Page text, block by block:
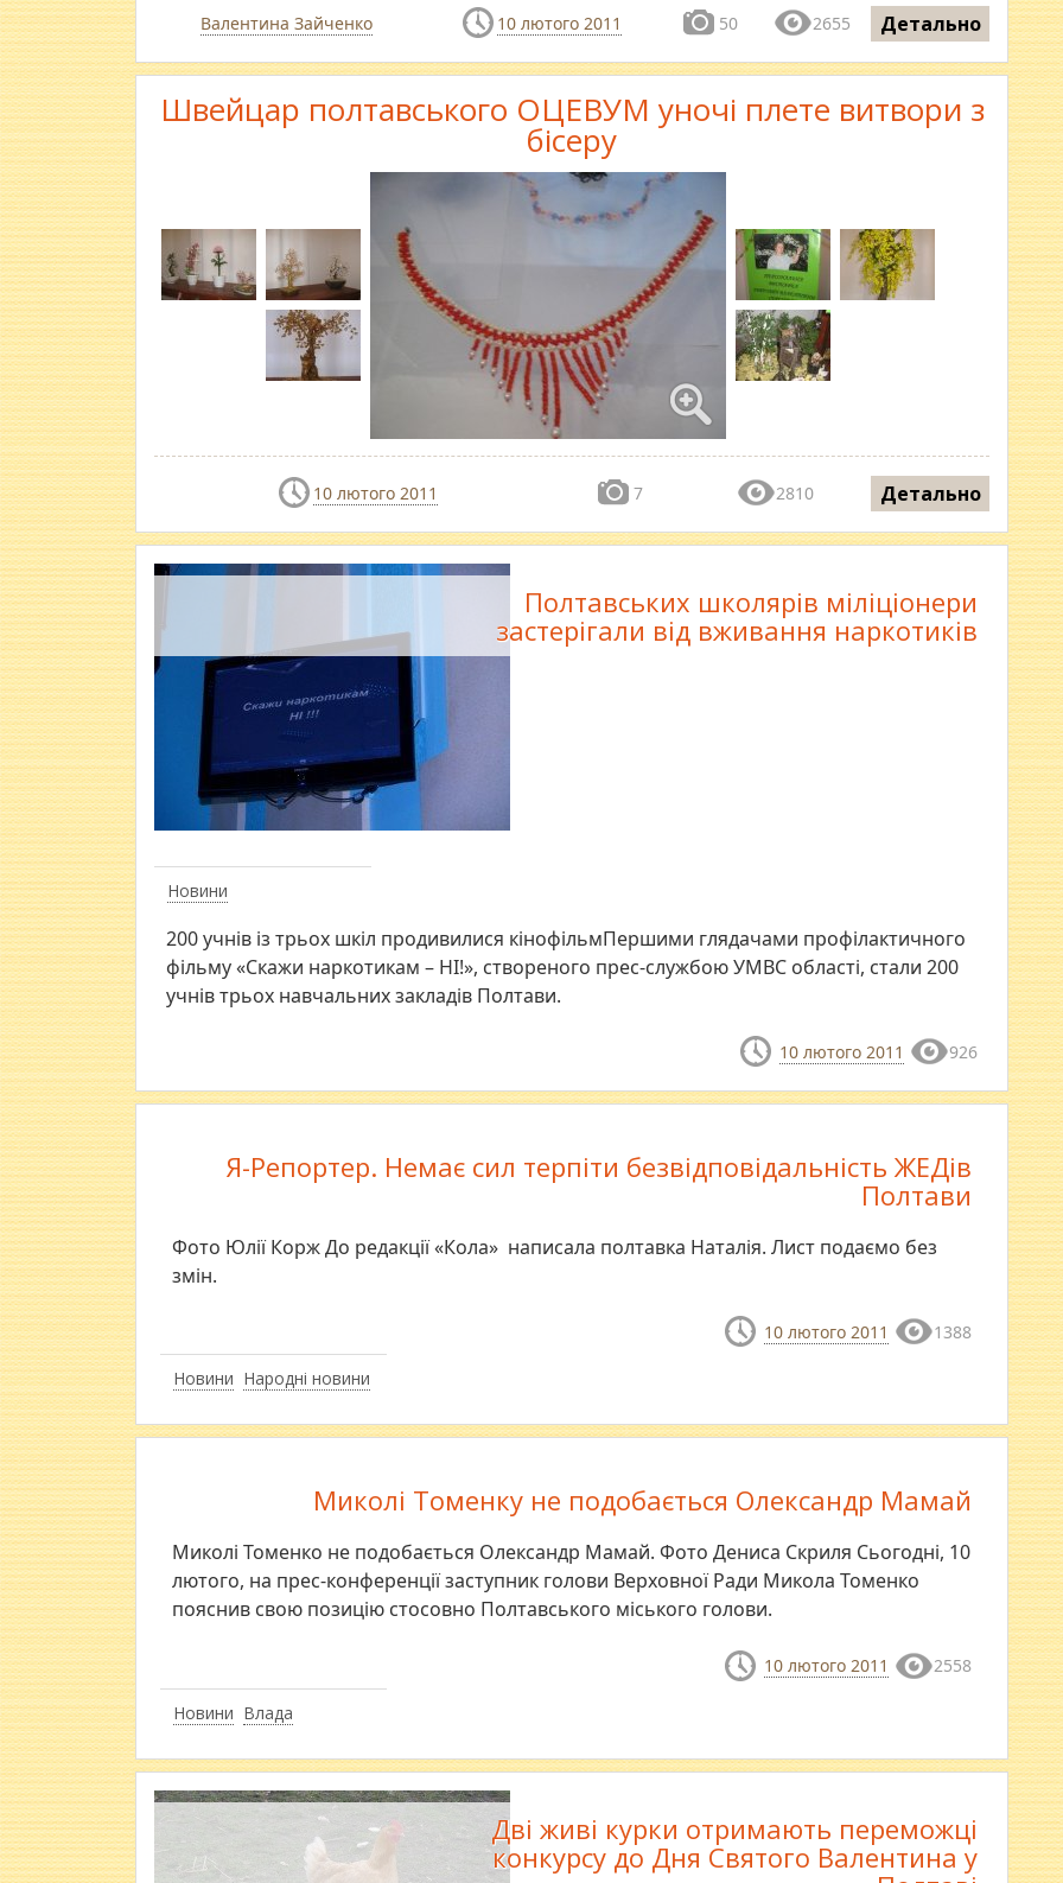
Валентина Зайченко 10 лютого 2011 50 2655 Детально
Швейцар полтавського ОЦЕВУМ уночі плете витвори з
бісеру
10 лютого 2011 7 2810 Детально
Новини
Полтавських школярів міліціонери
застерігали від вживання наркотиків
200 учнів із трьох шкіл продивилися кінофільмПершими глядачами профілактичного
фільму «Скажи наркотикам – НІ!», створеного прес-службою УМВС області, стали 200
учнів трьох навчальних закладів Полтави.
10 лютого 2011 926
Новини Народні новини
Я-Репортер. Немає сил терпіти безвідповідальність ЖЕДів
Полтави
Фото Юлії Корж До редакції «Кола» написала полтавка Наталія. Лист подаємо без
змін.
10 лютого 2011 1388
Новини Влада
Миколі Томенку не подобається Олександр Мамай
Миколі Томенко не подобається Олександр Мамай. Фото Дениса Скриля Сьогодні, 10
лютого, на прес-конференції заступник голови Верховної Ради Микола Томенко
пояснив свою позицію стосовно Полтавського міського голови.
10 лютого 2011 2558
Дві живі курки отримають переможці
конкурсу до Дня Святого Валентина у